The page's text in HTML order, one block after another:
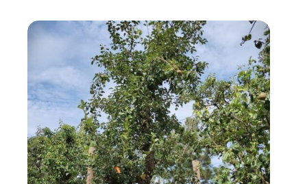
Deze
optie
kan
gekozen
worden
op
de
productpagina